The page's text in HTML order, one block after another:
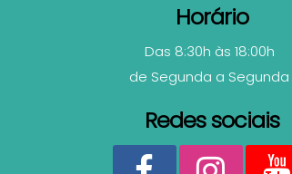
Horário
Das 8:30h às 18:00h
de Segunda a Segunda
Redes sociais